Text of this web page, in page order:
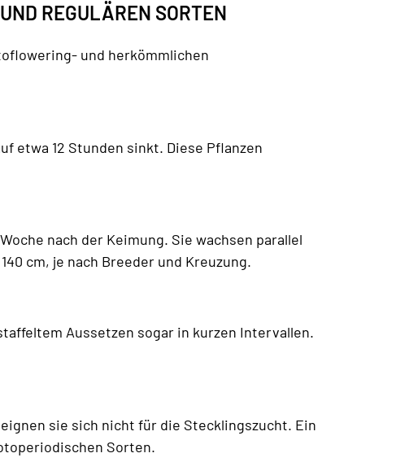
REGULÄREN SORTEN
und herkömmlichen
etwa 12 Stunden sinkt. Diese Pflanzen
nach der Keimung. Sie wachsen parallel
cm, je nach Breeder und Kreuzung.
Aussetzen sogar in kurzen Intervallen.
sie sich nicht für die Stecklingszucht. Ein
Sorten.